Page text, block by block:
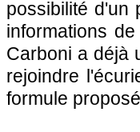
possibilité d'un
informations
Carboni a déjà
rejoindre
formule